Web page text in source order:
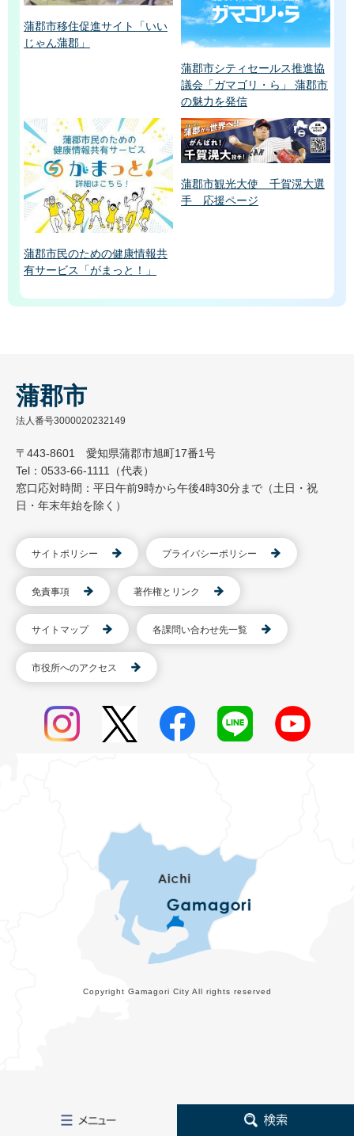
蒲郡市移住促進サイト「いい
じゃん蒲郡」
蒲郡市シティセールス推進協
議会「ガマゴリ・ら」 蒲郡市
の魅力を発信
蒲郡市民のための健康情報共
有サービス「がまっと！」
蒲郡市観光大使 千賀滉大選
手 応援ページ
蒲郡市
法人番号3000020232149
〒443-8601 愛知県蒲郡市旭町17番1号
Tel：0533-66-1111（代表）
窓口応対時間：平日午前9時から午後4時30分まで（土日・祝
日・年末年始を除く）
サイトポリシー プライバシーポリシー
免責事項 著作権とリンク
サイトマップ 各課問い合わせ先一覧
市役所へのアクセス
Copyright Gamagori City All rights reserved